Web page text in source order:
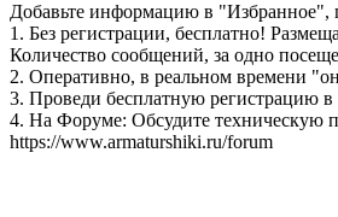
Добавьте информацию в "Избранное",
1. Без регистрации, бесплатно!
Количество сообщений, за одно
2. Оперативно, в реальном времени
3. Проведи бесплатную регистрацию
4. На Форуме: Обсудите техническую
https://www.armaturshiki.ru/forum